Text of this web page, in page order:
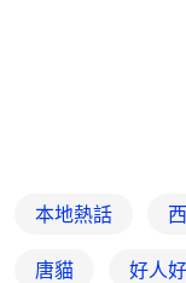
本地熱話
唐貓 好人